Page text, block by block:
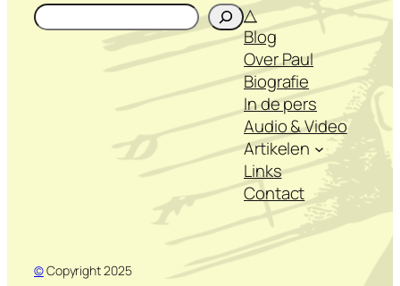
Zoeken
△
Blog
Over Paul
Biografie
In de pers
Audio & Video
Artikelen
Links
Contact
©Copyright 2025